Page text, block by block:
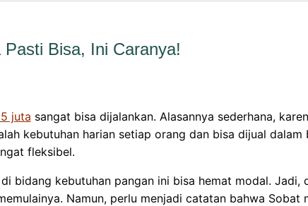
Bisa, Ini Caranya!
juta sangat bisa dijalankan. Alasannya sederhana,
kebutuhan harian setiap orang dan bisa dijual dalam
fleksibel.
bidang kebutuhan pangan ini bisa hemat modal. Jadi,
Namun, perlu menjadi catatan bahwa Sobat